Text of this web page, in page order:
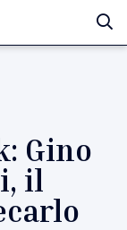
Gino
il